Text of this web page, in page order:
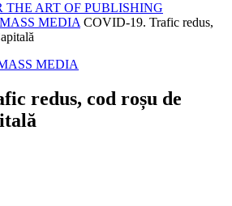
THE ART OF PUBLISHING
MEDIA COVID-19. Trafic redus,
MEDIA
redus, cod roșu de